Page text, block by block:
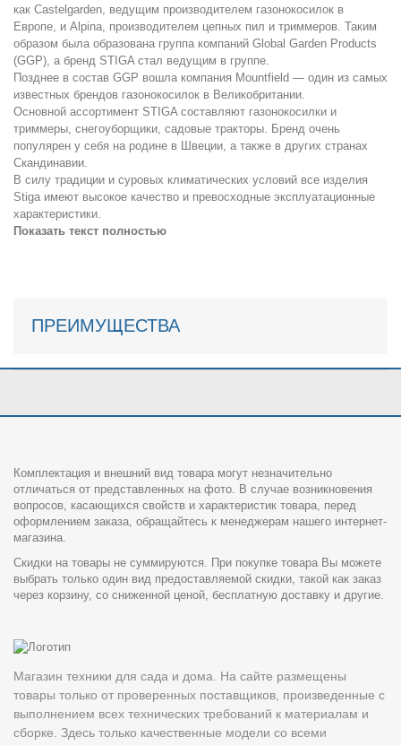
как Castelgarden, ведущим производителем газонокосилок в
Европе, и Alpina, производителем цепных пил и триммеров. Таким
образом была образована группа компаний Global Garden Products
(GGP), а бренд STIGA стал ведущим в группе.
Позднее в состав GGP вошла компания Mountfield — один из самых
известных брендов газонокосилок в Великобритании.
Основной ассортимент STIGA составляют газонокосилки и
триммеры, снегоуборщики, садовые тракторы. Бренд очень
популярен у себя на родине в Швеции, а также в других странах
Скандинавии.
В силу традиции и суровых климатических условий все изделия
Stiga имеют высокое качество и превосходные эксплуатационные
характеристики.
Показать текст полностью
ПРЕИМУЩЕСТВА
Комплектация и внешний вид товара могут незначительно
отличаться от представленных на фото. В случае возникновения
вопросов, касающихся свойств и характеристик товара, перед
оформлением заказа, обращайтесь к менеджерам нашего интернет-
магазина.
Скидки на товары не суммируются. При покупке товара Вы можете
выбрать только один вид предоставляемой скидки, такой как заказ
через корзину, со сниженной ценой, бесплатную доставку и другие.
Магазин техники для сада и дома. На сайте размещены
товары только от проверенных поставщиков, произведенные с
выполнением всех технических требований к материалам и
сборке. Здесь только качественные модели со всеми